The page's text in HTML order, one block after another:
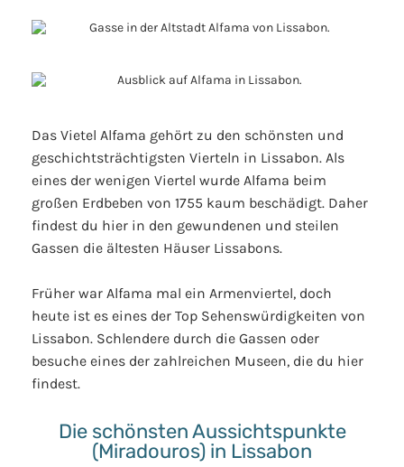
Das Vietel Alfama gehört zu den schönsten und
geschichtsträchtigsten Vierteln in Lissabon. Als
eines der wenigen Viertel wurde Alfama beim
großen Erdbeben von 1755 kaum beschädigt. Daher
findest du hier in den gewundenen und steilen
Gassen die ältesten Häuser Lissabons.
Früher war Alfama mal ein Armenviertel, doch
heute ist es eines der Top Sehenswürdigkeiten von
Lissabon. Schlendere durch die Gassen oder
besuche eines der zahlreichen Museen, die du hier
findest.
Die schönsten Aussichtspunkte
(Miradouros) in Lissabon